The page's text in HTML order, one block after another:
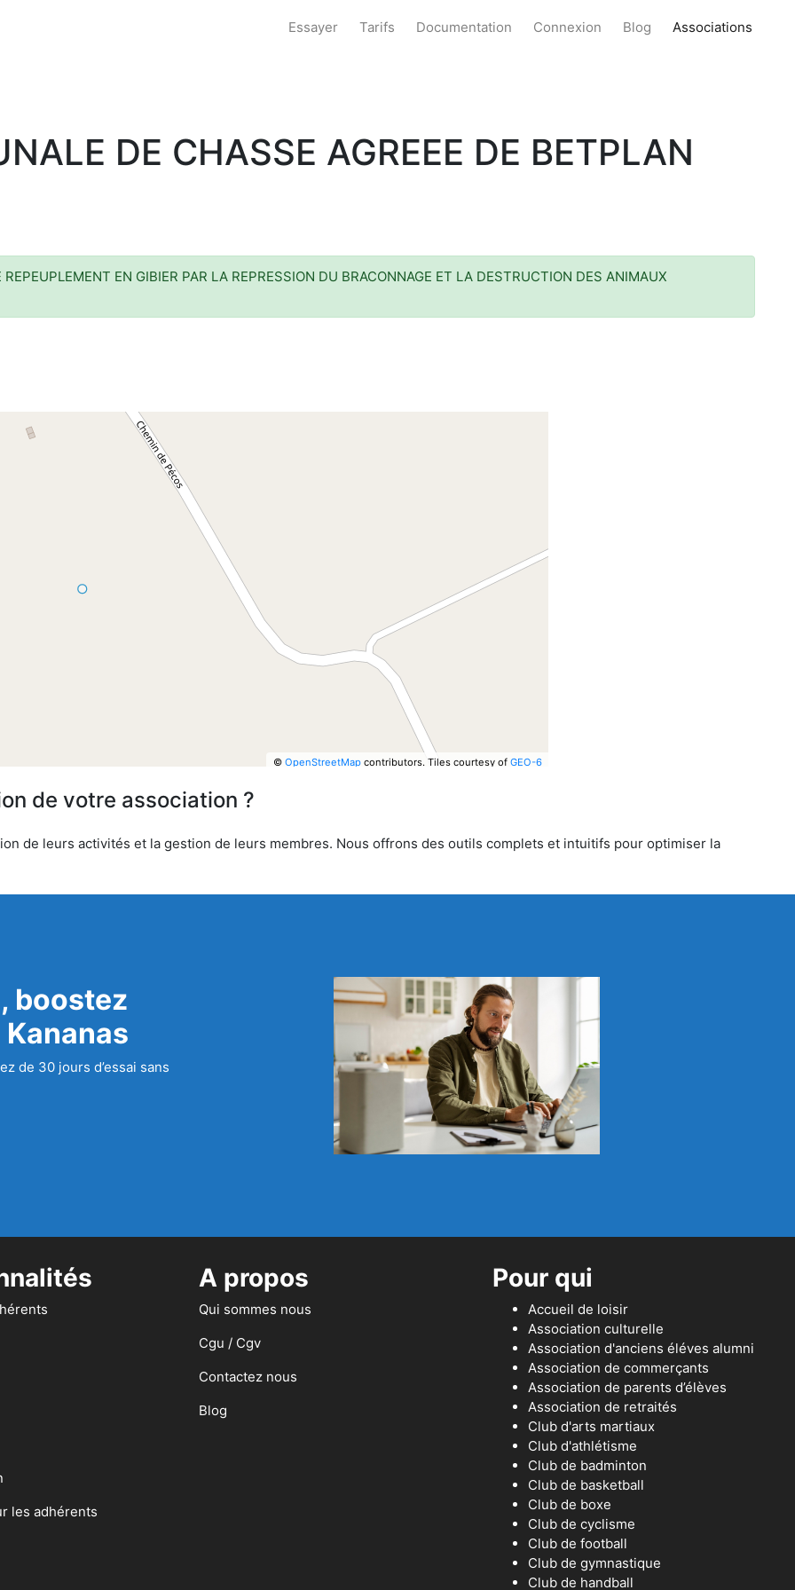
Essayer Tarifs Documentation Connexion Blog Associations
DE CHASSE AGREEE DE BETPLAN
EN GIBIER PAR LA REPRESSION DU BRACONNAGE ET LA DESTRUCTION DES ANIMAUX
© OpenStreetMapcontributors. Tiles courtesy of GEO-6
de votre association ?
de leurs activités et la gestion de leurs membres. Nous offrons des outils complets et intuitifs pour optimiser la
boostez
de 30 jours d’essai sans
les adhérents
A propos
Qui sommes nous
Cgu / Cgv
Contactez nous
Blog
Pour qui
Accueil de loisir
Association culturelle
Association d'anciens éléves alumni
Association de commerçants
Association de parents d’élèves
Association de retraités
Club d'arts martiaux
Club d'athlétisme
Club de badminton
Club de basketball
Club de boxe
Club de cyclisme
Club de football
Club de gymnastique
Club de handball